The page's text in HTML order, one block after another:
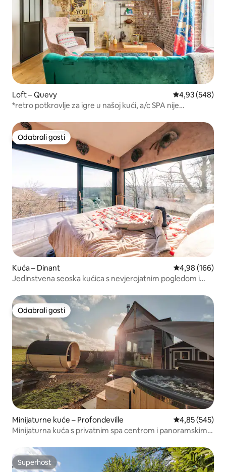
Loft – Quevy Prosječna
4,93 (548)
*retro potkrovlje za igre u našoj kući, a/c SPA nije
Odabrali gosti
Odabrali gosti
Kuća – Dinant Prosječna
4,98 (166)
Jedinstvena seoska kućica s nevjerojatnim pogledom i
Odabrali gosti
Odabrali gosti
Minijaturne kuće – Profondeville Prosječna
4,85 (545)
Minijaturna kuća s privatnim spa centrom i panoramskim
Superhost
Superhost